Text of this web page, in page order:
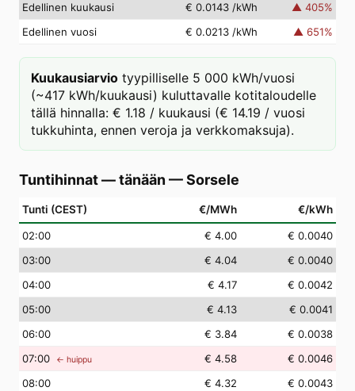
Edellinen kuukausi
€ 0.0143 /kWh ▲ 405%
Edellinen vuosi
€ 0.0213 /kWh ▲ 651%
Kuukausiarvio tyypilliselle 5 000 kWh/vuosi
(~417 kWh/kuukausi) kuluttavalle kotitaloudelle
tällä hinnalla: € 1.18 / kuukausi (€ 14.19 / vuosi
tukkuhinta, ennen veroja ja verkkomaksuja).
Tuntihinnat — tänään —Sorsele
Tunti (CEST) €/MWh €/kWh
02:00 € 4.00
€ 0.0040
03:00 € 4.04
€ 0.0040
04:00 € 4.17
€ 0.0042
05:00 € 4.13
€ 0.0041
06:00 € 3.84
€ 0.0038
07:00 ← huippu € 4.58
€ 0.0046
08:00 € 4.32
€ 0.0043